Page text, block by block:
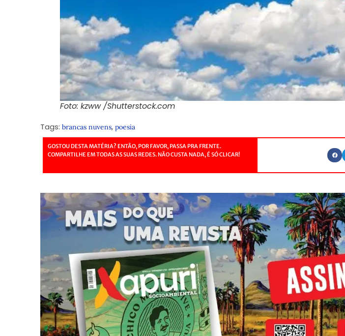
Foto: kzww /Shutterstock.com
Tags: brancas nuvens, poesia
GOSTOU DESTA MATÉRIA? ENTÃO, POR FAVOR, PASSA PRA FRENTE.
COMPARTILHE EM TODAS AS SUAS REDES. NÃO CUSTA NADA, É SÓ CLICAR!